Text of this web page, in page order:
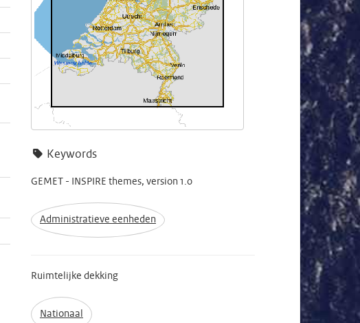
Keywords
GEMET - INSPIRE themes, version 1.0
Administratieve eenheden
Ruimtelijke dekking
Nationaal